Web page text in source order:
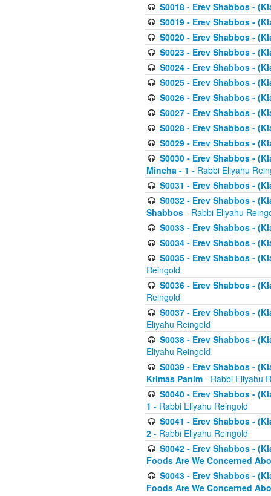
S0018 - Erev Shabbos -
S0019 - Erev Shabbos -
S0020 - Erev Shabbos -
S0023 - Erev Shabbos -
S0024 - Erev Shabbos -
S0025 - Erev Shabbos -
S0026 - Erev Shabbos -
S0027 - Erev Shabbos -
S0028 - Erev Shabbos -
S0029 - Erev Shabbos -
S0030 - Erev Shabbos -
Mincha - 1 - Rabbi Eliyahu
S0031 - Erev Shabbos -
S0032 - Erev Shabbos -
Shabbos - Rabbi Eliyahu
S0033 - Erev Shabbos -
S0034 - Erev Shabbos -
S0035 - Erev Shabbos -
Reingold
S0036 - Erev Shabbos -
Reingold
S0037 - Erev Shabbos -
Eliyahu Reingold
S0038 - Erev Shabbos -
Eliyahu Reingold
S0039 - Erev Shabbos -
Krimas Panim - Rabbi Eliyahu
S0040 - Erev Shabbos -
1 - Rabbi Eliyahu Reingold
S0041 - Erev Shabbos -
2 - Rabbi Eliyahu Reingold
S0042 - Erev Shabbos -
Foods Are We Concerned
S0043 - Erev Shabbos -
Foods Are We Concerned